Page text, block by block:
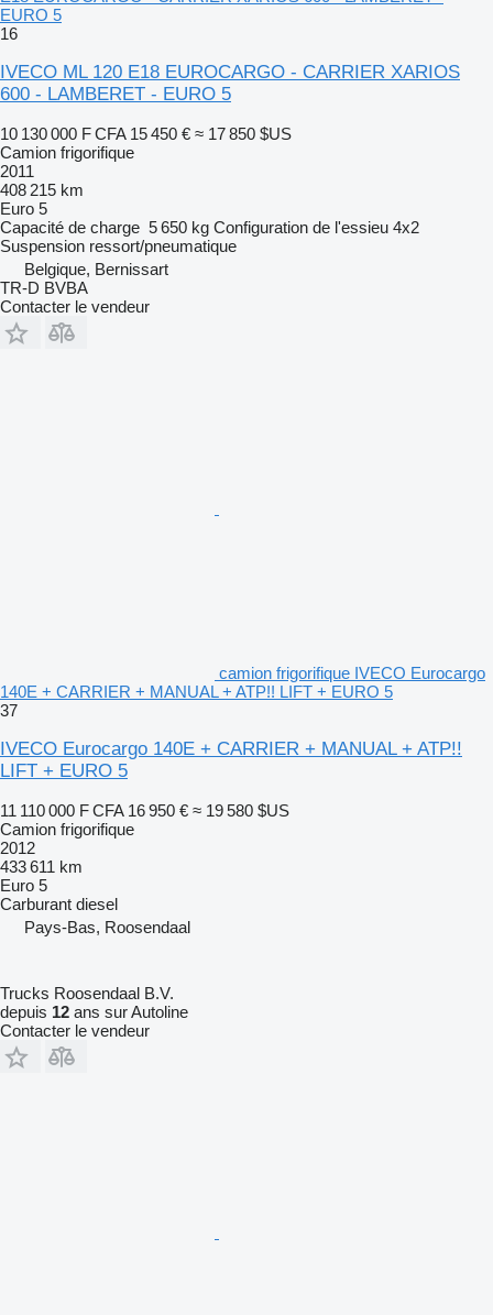
EURO 5
16
IVECO ML 120 E18 EUROCARGO - CARRIER XARIOS
600 - LAMBERET - EURO 5
10 130 000 F CFA 15 450 € ≈ 17 850 $US
Camion frigorifique
2011
408 215 km
Euro 5
Capacité de charge 5 650 kg Configuration de l'essieu 4x2
Suspension ressort/pneumatique
Belgique, Bernissart
TR-D BVBA
Contacter le vendeur
camion frigorifique IVECO Eurocargo
140E + CARRIER + MANUAL + ATP!! LIFT + EURO 5
37
IVECO Eurocargo 140E + CARRIER + MANUAL + ATP!!
LIFT + EURO 5
11 110 000 F CFA 16 950 € ≈ 19 580 $US
Camion frigorifique
2012
433 611 km
Euro 5
Carburant diesel
Pays-Bas, Roosendaal
Trucks Roosendaal B.V.
depuis 12 ans sur Autoline
Contacter le vendeur